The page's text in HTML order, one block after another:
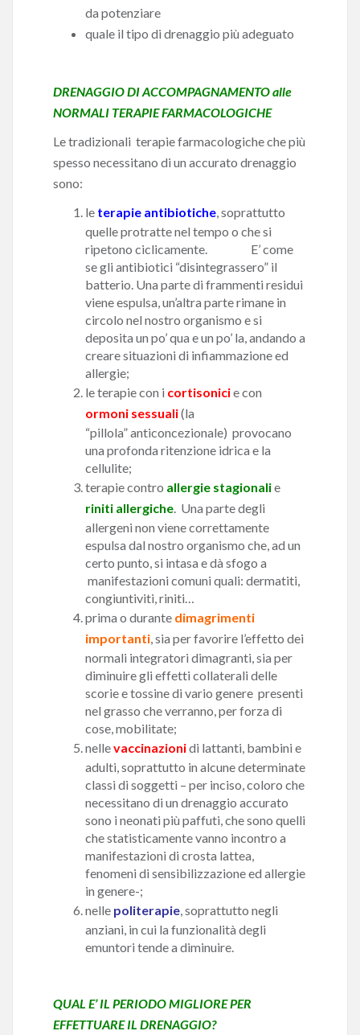
da potenziare
quale il tipo di drenaggio più adeguato
DRENAGGIO DI ACCOMPAGNAMENTO alle
NORMALI TERAPIE FARMACOLOGICHE
Le tradizionali terapie farmacologiche che più
spesso necessitano di un accurato drenaggio
sono:
le terapie antibiotiche, soprattutto
quelle protratte nel tempo o che si
ripetono ciclicamente. E’ come
se gli antibiotici “disintegrassero” il
batterio. Una parte di frammenti residui
viene espulsa, un’altra parte rimane in
circolo nel nostro organismo e si
deposita un po’ qua e un po’ la, andando a
creare situazioni di infiammazione ed
allergie;
le terapie con i cortisonicie con
ormoni sessuali(la
“pillola” anticoncezionale) provocano
una profonda ritenzione idrica e la
cellulite;
terapie contro allergie stagionalie
riniti allergiche. Una parte degli
allergeni non viene correttamente
espulsa dal nostro organismo che, ad un
certo punto, si intasa e dà sfogo a
manifestazioni comuni quali: dermatiti,
congiuntiviti, riniti…
prima o durante dimagrimenti
importanti, sia per favorire l’effetto dei
normali integratori dimagranti, sia per
diminuire gli effetti collaterali delle
scorie e tossine di vario genere presenti
nel grasso che verranno, per forza di
cose, mobilitate;
nellevaccinazionidi lattanti, bambini e
adulti, soprattutto in alcune determinate
classi di soggetti – per inciso, coloro che
necessitano di un drenaggio accurato
sono i neonati più paffuti, che sono quelli
che statisticamente vanno incontro a
manifestazioni di crosta lattea,
fenomeni di sensibilizzazione ed allergie
in genere-;
nelle politerapie, soprattutto negli
anziani, in cui la funzionalità degli
emuntori tende a diminuire.
QUAL E’ IL PERIODO MIGLIORE PER
EFFETTUARE IL DRENAGGIO?